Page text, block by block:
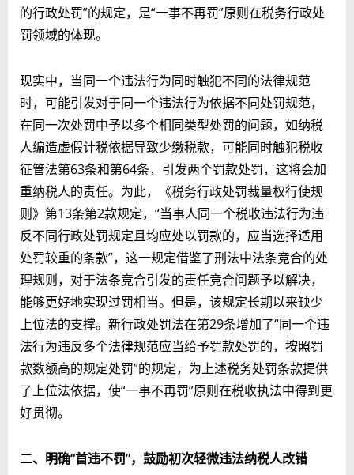
的行政处罚”的规定，是“一事不再罚”原则在税务行政处
罚领域的体现。
现实中，当同一个违法行为同时触犯不同的法律规范
时，可能引发对于同一个违法行为依据不同处罚规范，
在同一次处罚中予以多个相同类型处罚的问题，如纳税
人编造虚假计税依据导致少缴税款，可能同时触犯税收
征管法第63条和第64条，引发两个罚款处罚，这将会加
重纳税人的责任。为此，《税务行政处罚裁量权行使规
则》第13条第2款规定，“当事人同一个税收违法行为违
反不同行政处罚规定且均应处以罚款的，应当选择适用
处罚较重的条款”，这一规定借鉴了刑法中法条竞合的处
理规则，对于法条竞合引发的责任竞合问题予以解决，
能够更好地实现过罚相当。但是，该规定长期以来缺少
上位法的支撑。新行政处罚法在第29条增加了“同一个违
法行为违反多个法律规范应当给予罚款处罚的，按照罚
款数额高的规定处罚”的规定，为上述税务处罚条款提供
了上位法依据，使“一事不再罚”原则在税收执法中得到更
好贯彻。
二、明确“首违不罚”， 鼓励初次轻微违法纳税人改错